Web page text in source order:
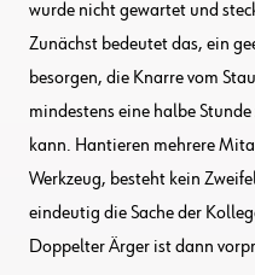
wurde nicht gewartet und
Zunächst bedeutet das, ein
besorgen, die Knarre vom
mindestens eine halbe
kann. Hantieren mehrere
Werkzeug, besteht kein
eindeutig die Sache der
Doppelter Ärger ist dann